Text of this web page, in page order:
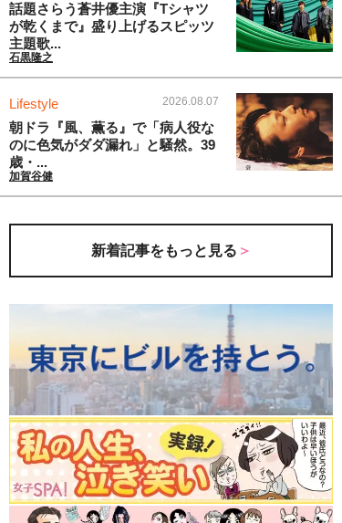
話題さらう蒼井優主演『Tシャツ
が乾くまで』盛り上げるスピッツ
主題歌...
石黒隆之
Lifestyle 2026.08.07
朝ドラ『風、薫る』で「病人役な
のに色気がダダ漏れ」と騒然。39
歳・...
加賀谷健
新着記事をもっと見る